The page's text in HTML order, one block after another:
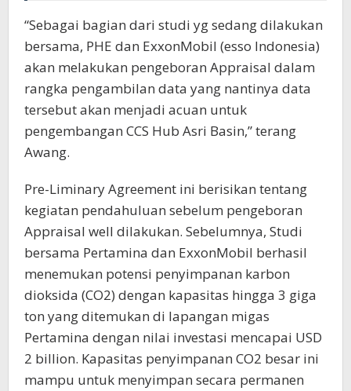
“Sebagai bagian dari studi yg sedang dilakukan
bersama, PHE dan ExxonMobil (esso Indonesia)
akan melakukan pengeboran Appraisal dalam
rangka pengambilan data yang nantinya data
tersebut akan menjadi acuan untuk
pengembangan CCS Hub Asri Basin,” terang
Awang.
Pre-Liminary Agreement ini berisikan tentang
kegiatan pendahuluan sebelum pengeboran
Appraisal well dilakukan. Sebelumnya, Studi
bersama Pertamina dan ExxonMobil berhasil
menemukan potensi penyimpanan karbon
dioksida (CO2) dengan kapasitas hingga 3 giga
ton yang ditemukan di lapangan migas
Pertamina dengan nilai investasi mencapai USD
2 billion. Kapasitas penyimpanan CO2 besar ini
mampu untuk menyimpan secara permanen